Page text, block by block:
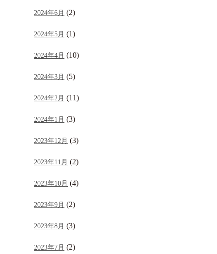
2024年6月 (2)
2024年5月 (1)
2024年4月 (10)
2024年3月 (5)
2024年2月 (11)
2024年1月 (3)
2023年12月 (3)
2023年11月 (2)
2023年10月 (4)
2023年9月 (2)
2023年8月 (3)
2023年7月 (2)